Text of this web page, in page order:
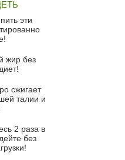
суп
с
капусты
суп
моцареллой
с
эти
жир без
сжигает
талии и
2 раза в
без